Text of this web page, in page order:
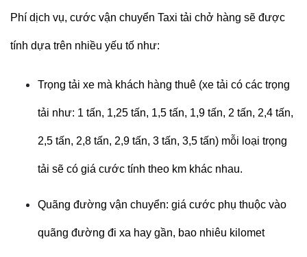
Phí dịch vụ, cước vận chuyển Taxi tải chở hàng sẽ được
tính dựa trên nhiều yếu tố như:
Trọng tải xe mà khách hàng thuê (xe tải có các trọng
tải như: 1 tấn, 1,25 tấn, 1,5 tấn, 1,9 tấn, 2 tấn, 2,4 tấn,
2,5 tấn, 2,8 tấn, 2,9 tấn, 3 tấn, 3,5 tấn) mỗi loại trọng
tải sẽ có giá cước tính theo km khác nhau.
Quãng đường vận chuyển: giá cước phụ thuộc vào
quãng đường đi xa hay gần, bao nhiêu kilomet